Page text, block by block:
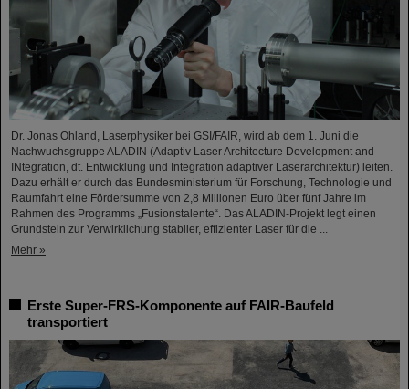
Dr. Jonas Ohland, Laserphysiker bei GSI/FAIR, wird ab dem 1. Juni die
Nachwuchsgruppe ALADIN (Adaptiv Laser Architecture Development and
INtegration, dt. Entwicklung und Integration adaptiver Laserarchitektur) leiten.
Dazu erhält er durch das Bundesministerium für Forschung, Technologie und
Raumfahrt eine Fördersumme von 2,8 Millionen Euro über fünf Jahre im
Rahmen des Programms „Fusionstalente“. Das ALADIN-Projekt legt einen
Grundstein zur Verwirklichung stabiler, effizienter Laser für die ...
Mehr »
Erste Super-FRS-Komponente auf FAIR-Baufeld
transportiert